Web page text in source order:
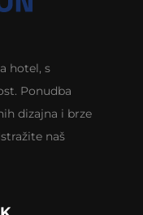
hotel, s
Ponudba
dizajna i brze
naš